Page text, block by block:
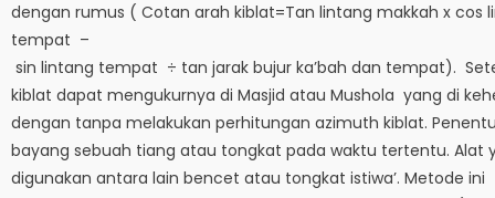
dengan rumus ( Cotan arah kiblat=Tan lintang makkah x cos
tempat –
sin lintang tempat ÷ tan jarak bujur ka’bah dan tempat).
kiblat dapat mengukurnya di Masjid atau Mushola yang di
dengan tanpa melakukan perhitungan azimuth kiblat.
bayang sebuah tiang atau tongkat pada waktu tertentu. Alat
digunakan antara lain bencet atau tongkat istiwa’. Metode ini